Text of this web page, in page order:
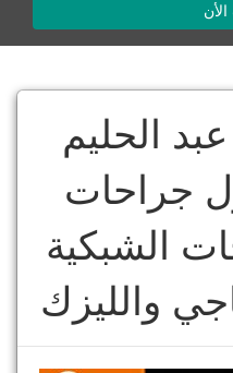
الحليم
جراحات
الشبكية
والليزك